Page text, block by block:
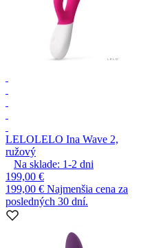
LELOLELO Ina Wave 2,
ružový
Na sklade: 1-2 dni
199,00 €
199,00 € Najmenšia cena za
posledných 30 dní.